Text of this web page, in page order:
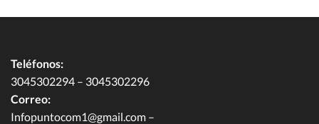
Teléfonos:
3045302294 – 3045302296
Correo:
Infopuntocom1@gmail.com –